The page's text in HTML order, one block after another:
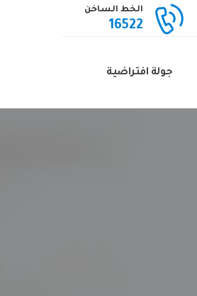
الخط الساخن
16522
جولة افتراضية